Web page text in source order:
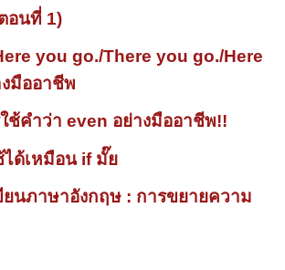
อนที่ 1)
you go./There you go./Here
มืออาชีพ
ช้คำว่า even อย่างมืออาชีพ!!
ด้เหมือน if มั๊ย
ยนภาษาอังกฤษ : การขยายความ